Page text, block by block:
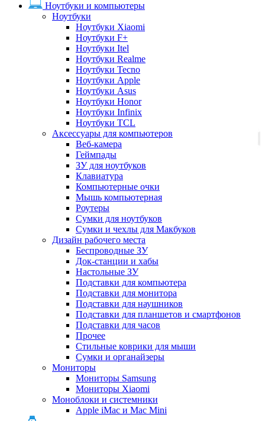
Ноутбуки и компьютеры
Ноутбуки
Ноутбуки Xiaomi
Ноутбуки F+
Ноутбуки Itel
Ноутбуки Realme
Ноутбуки Tecno
Ноутбуки Apple
Ноутбуки Asus
Ноутбуки Honor
Ноутбуки Infinix
Ноутбуки TCL
Аксессуары для компьютеров
Веб-камера
Геймпады
ЗУ для ноутбуков
Клавиатура
Компьютерные очки
Мышь компьютерная
Роутеры
Сумки для ноутбуков
Сумки и чехлы для Макбуков
Дизайн рабочего места
Беспроводные ЗУ
Док-станции и хабы
Настольные ЗУ
Подставки для компьютера
Подставки для монитора
Подставки для наушников
Подставки для планшетов и смартфонов
Подставки для часов
Прочее
Стильные коврики для мыши
Сумки и органайзеры
Мониторы
Мониторы Samsung
Мониторы Xiaomi
Моноблоки и системники
Apple iMac и Mac Mini